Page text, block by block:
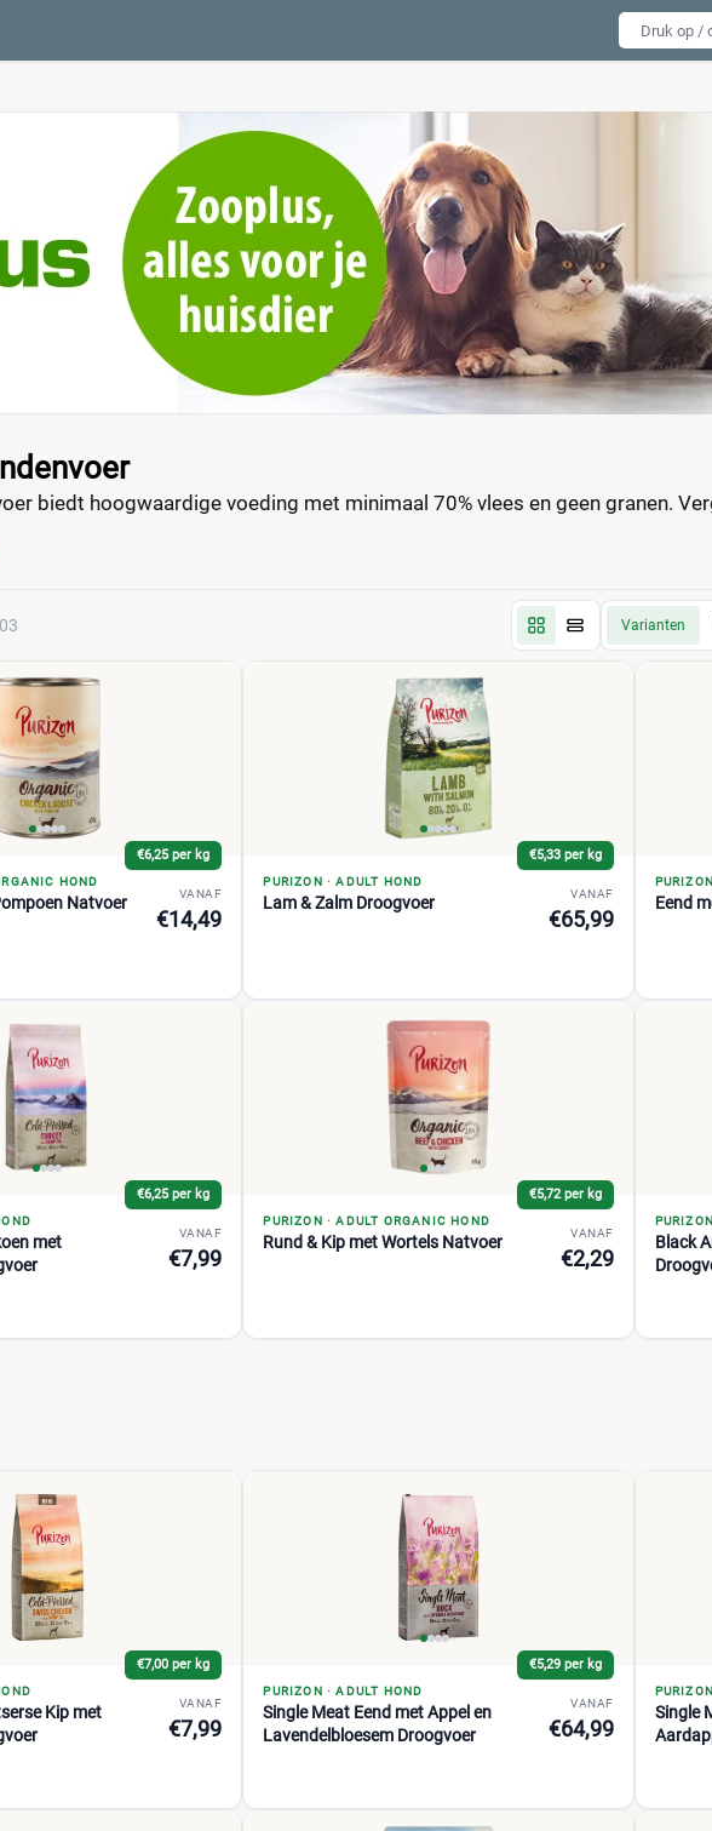
biedt hoogwaardige voeding met minimaal 70% vlees en geen granen.
je voordelig kunt kopen.
Varianten
€6,25 per kg
HOND
Natvoer VANAF
€14,49
€5,33 per kg
PURIZON ·ADULT HOND
Lam & Zalm Droogvoer VANAF
€65,99
PURIZON
Eend
€6,25 per kg
met
VANAF
€7,99
€5,72 per kg
PURIZON ·ADULT ORGANIC HOND
Rund & Kip met Wortels Natvoer VANAF
€2,29
PURIZON
Black
€7,00 per kg
Kip met
VANAF
€7,99
€5,29 per kg
PURIZON ·ADULT HOND
Single Meat Eend met Appel en
Lavendelbloesem Droogvoer
VANAF
€64,99
PURIZON
Single